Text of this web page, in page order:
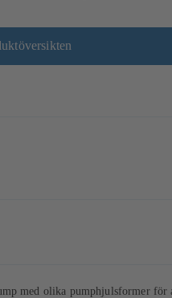
med olika pumphjulsformer för